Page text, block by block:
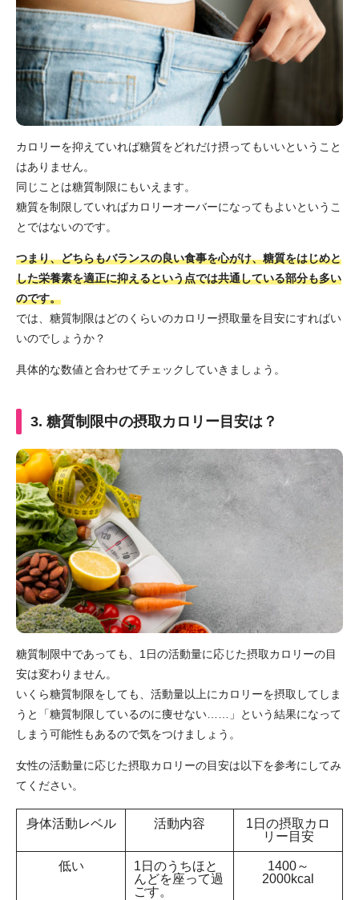
カロリーを抑えていれば糖質をどれだけ摂ってもいいということ
はありません。
同じことは糖質制限にもいえます。
糖質を制限していればカロリーオーバーになってもよいというこ
とではないのです。
つまり、どちらもバランスの良い食事を心がけ、糖質をはじめと
した栄養素を適正に抑えるという点では共通している部分も多い
のです。
では、糖質制限はどのくらいのカロリー摂取量を目安にすればい
いのでしょうか？
具体的な数値と合わせてチェックしていきましょう。
3. 糖質制限中の摂取カロリー目安は？
糖質制限中であっても、1日の活動量に応じた摂取カロリーの目
安は変わりません。
いくら糖質制限をしても、活動量以上にカロリーを摂取してしま
うと「糖質制限しているのに痩せない……」という結果になって
しまう可能性もあるので気をつけましょう。
女性の活動量に応じた摂取カロリーの目安は以下を参考にしてみ
てください。
身体活動レベル 活動内容
1日の摂取カロ
リー目安
低い
1日のうちほと
んどを座って過
ごす。
1400～
2000kcal